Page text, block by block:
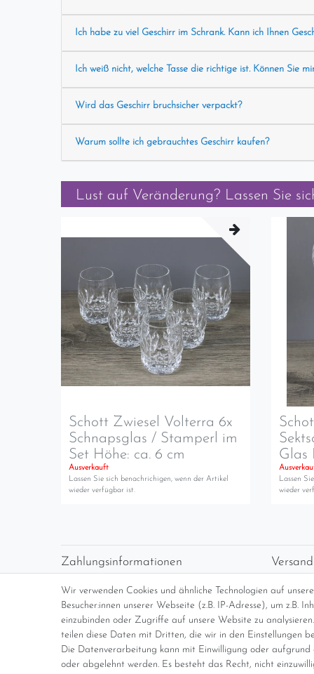
Ich habe zu viel Geschirr im Schrank. Kann ich Ihnen
Ich weiß nicht, welche Tasse die richtige ist. Können Sie
Wird das Geschirr bruchsicher verpackt?
Warum sollte ich gebrauchtes Geschirr kaufen?
Lust auf Veränderung? Lassen Sie
Schott Zwiesel Volterra 6x
Schnapsglas / Stamperl im
Set Höhe: ca. 6 cm
Ausverkauft
Lassen Sie sich benachrichigen, wenn der Artikel
wieder verfügbar ist.
Glas
Lassen
wieder
Wir verwenden Cookies und ähnliche Technologien auf
Besucher:innen unserer Webseite (z.B. IP-Adresse), um
einzubinden oder Zugriffe auf unsere Website zu
teilen diese Daten mit Dritten, die wir in den Einstellungen
Die Datenverarbeitung kann mit Einwilligung oder
oder abgelehnt werden. Es besteht das Recht, nicht
Zahlungsinformationen
Paypal
Abholung
*Endpreis inkl. MwSt. (Dieser Artikel